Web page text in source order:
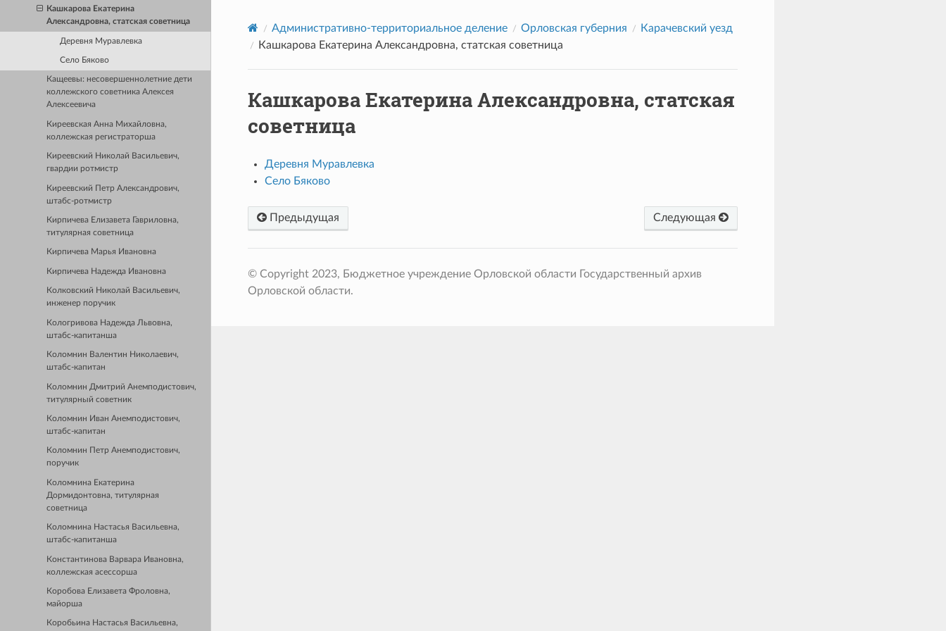
Кашкарова Екатерина
Александровна, статская советница
Деревня Муравлевка
Село Бяково
Кащеевы: несовершеннолетние дети
коллежского советника Алексея
Алексеевича
Киреевская Анна Михайловна,
коллежская регистраторша
Киреевский Николай Васильевич,
гвардии ротмистр
Киреевский Петр Александрович,
штабс-ротмистр
Кирпичева Елизавета Гавриловна,
титулярная советница
Кирпичева Марья Ивановна
Кирпичева Надежда Ивановна
Колковский Николай Васильевич,
инженер поручик
Кологривова Надежда Львовна,
штабс-капитанша
Коломнин Валентин Николаевич,
штабс-капитан
Коломнин Дмитрий Анемподистович,
титулярный советник
Коломнин Иван Анемподистович,
штабс-капитан
Коломнин Петр Анемподистович,
поручик
Коломнина Екатерина
Дормидонтовна, титулярная
советница
Коломнина Настасья Васильевна,
штабс-капитанша
Константинова Варвара Ивановна,
коллежская асессорша
Коробова Елизавета Фроловна,
майорша
Коробьина Настасья Васильевна,
Административно-территориальное деление Орловская губерния
Карачевский уезд
Кашкарова Екатерина Александровна, статская советница
Кашкарова Екатерина Александровна, статская
советница
Деревня Муравлевка
Село Бяково
Предыдущая Следующая
© Copyright 2023, Бюджетное учреждение Орловской области Государственный архив
Орловской области.